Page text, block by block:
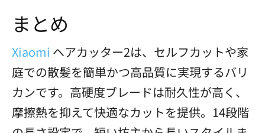
まとめ
Xiaomi ヘアカッター2は、セルフカットや家
庭での散髪を簡単かつ高品質に実現するバリ
カンです。高硬度ブレードは耐久性が高く、
摩擦熱を抑えて快適なカットを提供。14段階